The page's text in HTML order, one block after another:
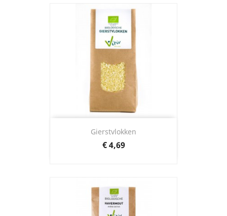
Gierstvlokken
Prijs
€ 4,69